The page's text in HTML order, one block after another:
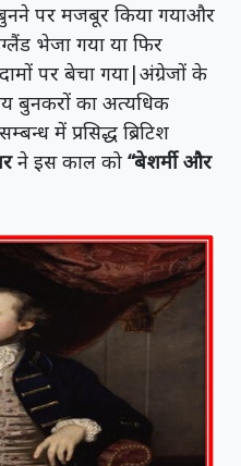
पर मजबूर किया गयाऔर
भेजा गया या फिर
पर बेचा गया|अंग्रेजों के
बुनकरों का अत्यधिक
में प्रसिद्ध ब्रिटिश
ने इस काल को “बेशर्मी और